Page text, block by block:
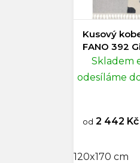
Kusový
FANO 392
Skladem
odesíláme
od 2 442 Kč
120x170 cm